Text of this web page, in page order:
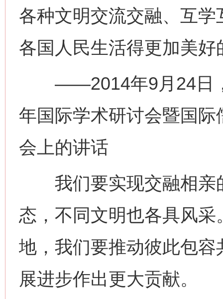
各种文明交流交融、互
各国人民生活得更加美好
——2014年9月24日，
年国际学术研讨会暨国
会上的讲话
我们要实现交融相亲
态，不同文明也各具风
地，我们要推动彼此包
展进步作出更大贡献。